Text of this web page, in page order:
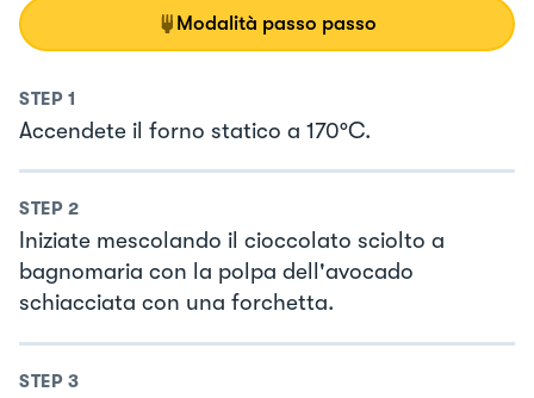
Modalità passo passo
STEP 1
Accendete il forno statico a 170°C.
STEP 2
Iniziate mescolando il cioccolato sciolto a
bagnomaria con la polpa dell'avocado
schiacciata con una forchetta.
STEP 3